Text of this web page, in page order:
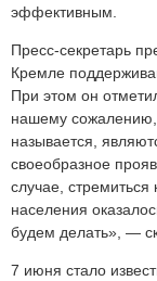
эффективным.
Пресс-секретарь
Кремле
При этом он
нашему сожалению,
называется,
своеобразное
случае,
населения
будем делать», —
7 июня стало